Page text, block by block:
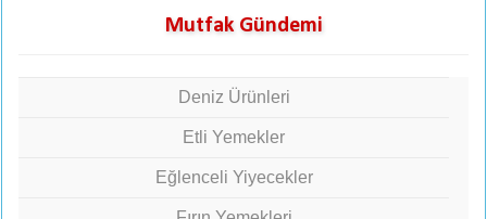
Mutfak Gündemi
Deniz Ürünleri
Etli Yemekler
Eğlenceli Yiyecekler